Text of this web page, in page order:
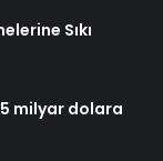
Sıkı
milyar dolara